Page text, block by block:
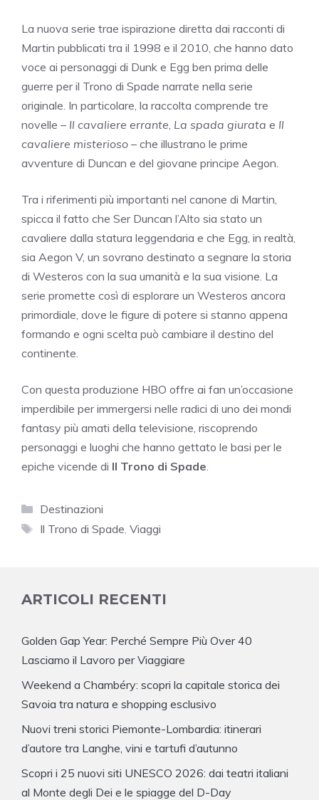
La nuova serie trae ispirazione diretta dai racconti di
Martin pubblicati tra il 1998 e il 2010, che hanno dato
voce ai personaggi di Dunk e Egg ben prima delle
guerre per il Trono di Spade narrate nella serie
originale. In particolare, la raccolta comprende tre
novelle – Il cavaliere errante La spada giurata e Il
cavaliere misterioso – che illustrano le prime
avventure di Duncan e del giovane principe Aegon.
Tra i riferimenti più importanti nel canone di Martin,
spicca il fatto che Ser Duncan l’Alto sia stato un
cavaliere dalla statura leggendaria e che Egg, in realtà,
sia Aegon V, un sovrano destinato a segnare la storia
di Westeros con la sua umanità e la sua visione. La
serie promette così di esplorare un Westeros ancora
primordiale, dove le figure di potere si stanno appena
formando e ogni scelta può cambiare il destino del
continente.
Con questa produzione HBO offre ai fan un’occasione
imperdibile per immergersi nelle radici di uno dei mondi
fantasy più amati della televisione, riscoprendo
personaggi e luoghi che hanno gettato le basi per le
epiche vicende di Il Trono di Spade
Categorie
Destinazioni
Tag
Il Trono di Spade Viaggi
ARTICOLI RECENTI
Golden Gap Year: Perché Sempre Più Over 40
Lasciamo il Lavoro per Viaggiare
Weekend a Chambéry: scopri la capitale storica dei
Savoia tra natura e shopping esclusivo
Nuovi treni storici Piemonte-Lombardia: itinerari
d’autore tra Langhe, vini e tartufi d’autunno
Scopri i 25 nuovi siti UNESCO 2026: dai teatri italiani
al Monte degli Dei e le spiagge del D-Day